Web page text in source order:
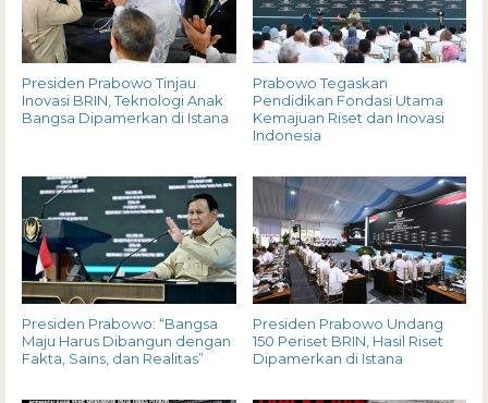
Presiden Prabowo Tinjau
Inovasi BRIN, Teknologi Anak
Bangsa Dipamerkan di Istana
Prabowo Tegaskan
Pendidikan Fondasi Utama
Kemajuan Riset dan Inovasi
Indonesia
Presiden Prabowo: “Bangsa
Maju Harus Dibangun dengan
Fakta, Sains, dan Realitas”
Presiden Prabowo Undang
150 Periset BRIN, Hasil Riset
Dipamerkan di Istana